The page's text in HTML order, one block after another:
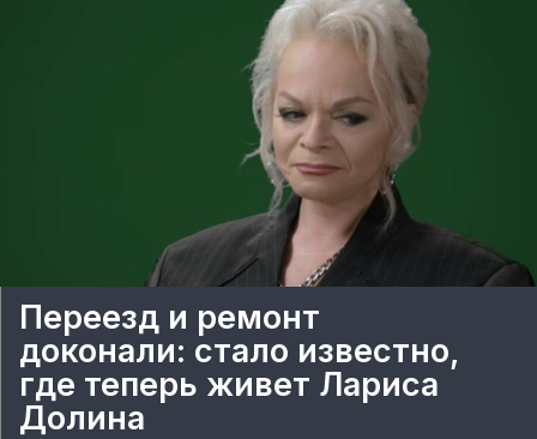
Переезд и ремонт
доконали: стало известно,
где теперь живет Лариса
Долина